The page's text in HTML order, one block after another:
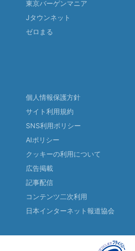
東京バーゲンマニア
Jタウンネット
ゼロまる
個人情報保護方針
サイト利用規約
SNS利用ポリシー
AIポリシー
クッキーの利用について
広告掲載
記事配信
コンテンツ二次利用
日本インターネット報道協会